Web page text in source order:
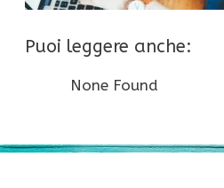
Puoi leggere anche:
None Found